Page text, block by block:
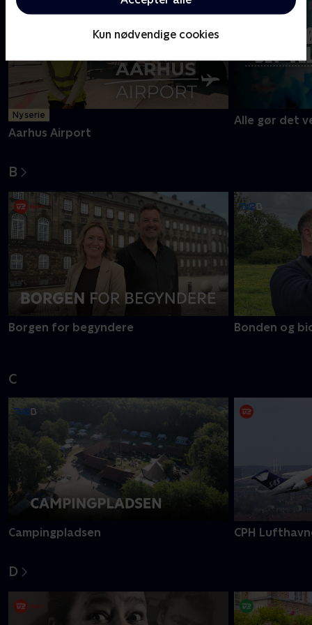
Kun nødvendige cookies
Ny serie
Aarhus Airport
Alle gør det
B
Borgen for begyndere Bonden og
C
Campingpladsen CPH
D